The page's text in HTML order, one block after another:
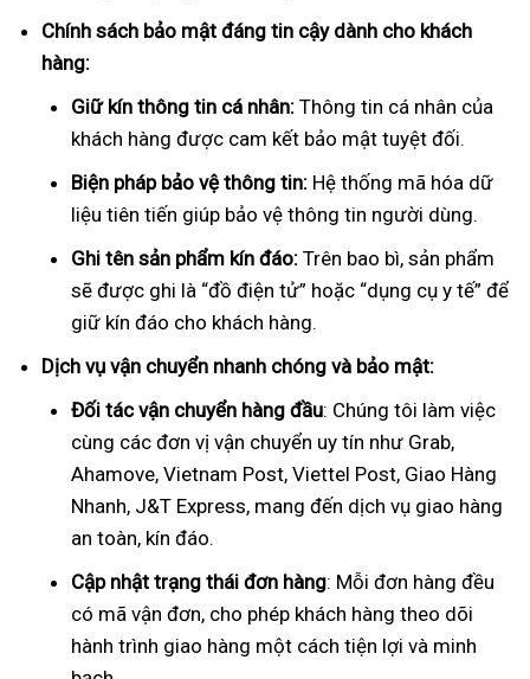
Chính sách bảo mật đáng tin cậy dành cho khách
hàng:
Giữ kín thông tin cá nhân: Thông tin cá nhân của
khách hàng được cam kết bảo mật tuyệt đối.
Biện pháp bảo vệ thông tin: Hệ thống mã hóa dữ
liệu tiên tiến giúp bảo vệ thông tin người dùng.
Ghi tên sản phẩm kín đáo: Trên bao bì, sản phẩm
sẽ được ghi là “đồ điện tử” hoặc “dụng cụ y tế” để
giữ kín đáo cho khách hàng.
Dịch vụ vận chuyển nhanh chóng và bảo mật:
Đối tác vận chuyển hàng đầu: Chúng tôi làm việc
cùng các đơn vị vận chuyển uy tín như Grab,
Ahamove, Vietnam Post, Viettel Post, Giao Hàng
Nhanh, J&T Express, mang đến dịch vụ giao hàng
an toàn, kín đáo.
Cập nhật trạng thái đơn hàng: Mỗi đơn hàng đều
có mã vận đơn, cho phép khách hàng theo dõi
hành trình giao hàng một cách tiện lợi và minh